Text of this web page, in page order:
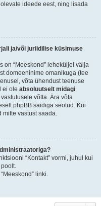
ideede eest, ning lisada
ja/või juriidilise küsimuse
on “Meeskond” leheküljel välja
domeeninime omanikuga (tee
võta ühendust teenuse
ei ole absoluutselt midagi
võtta. Ära võta
phpBB saidiga seotud. Kui
vastust saada.
“Kontakt” vormi, juhul kui
linki.